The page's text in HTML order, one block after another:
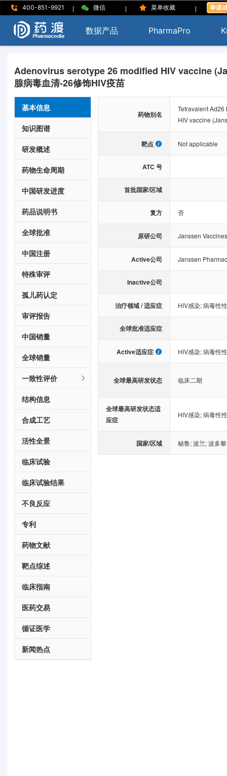
400-851-9921 | 微信 | 菜单收藏 |
数据产品 PharmaPro
Adenovirus serotype 26 modified HIV vaccine
腺病毒血清-26修饰HIV疫苗
基本信息
知识图谱
研发概述
药物生命周期
中国研发进度
药品说明书
全球批准
中国注册
特殊审评
孤儿药认定
审评报告
中国销量
全球销量
一致性评价
结构信息
合成工艺
活性全景
临床试验
临床试验结果
不良反应
专利
药物文献
靶点综述
临床指南
医药交易
循证医学
新闻热点
药物别名
Tetravalent
HIV vaccine
靶点 Not applicable
ATC 号
首批国家/区域
复方 否
原研公司 Janssen
Active公司 Janssen
Inactive公司
治疗领域 / 适应症 HIV感染;病毒性
全球批准适应症
Active适应症 HIV感染;病毒性
全球最高研发状态 临床二期
全球最高研发状态适
应症
HIV感染;病毒性
国家/区域 秘鲁;波兰;波多